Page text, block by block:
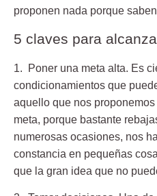
proponen nada porque
5 claves para
1. Poner una meta alta. Es
condicionamientos que
aquello que nos
meta, porque bastante
numerosas ocasiones, nos
constancia en pequeñas
que la gran idea que no